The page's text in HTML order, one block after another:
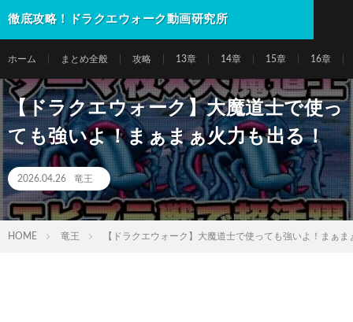
徹底攻略！ドラクエウォーク動画研究所
ホーム まとめ全般 攻略 13章 14章 15章 16章
【ドラクエウォーク】大魔道士で使っ
ても強いよ！まぁまぁ火力も出る！
2026.04.26 竜王
HOME 竜王 【ドラクエウォーク】大魔道士で使っても強いよ！まぁま